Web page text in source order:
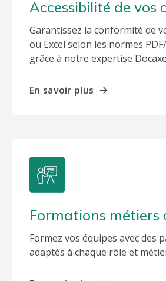
Accessibilité de vos
Garantissez la conformité de
ou Excel selon les normes
grâce à notre expertise
En savoir plus 🡢
Formations métiers
Formez vos équipes avec des
adaptés à chaque rôle et